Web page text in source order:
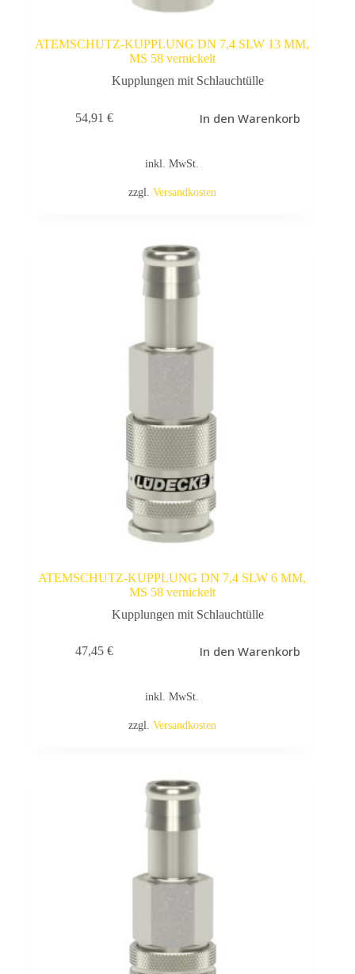
ATEMSCHUTZ-KUPPLUNG DN 7,4 SLW 13 MM,
MS 58 vernickelt
Kupplungen mit Schlauchtülle
54,91 € In den Warenkorb
inkl. MwSt.
zzgl. Versandkosten
ATEMSCHUTZ-KUPPLUNG DN 7,4 SLW 6 MM,
MS 58 vernickelt
Kupplungen mit Schlauchtülle
47,45 € In den Warenkorb
inkl. MwSt.
zzgl. Versandkosten